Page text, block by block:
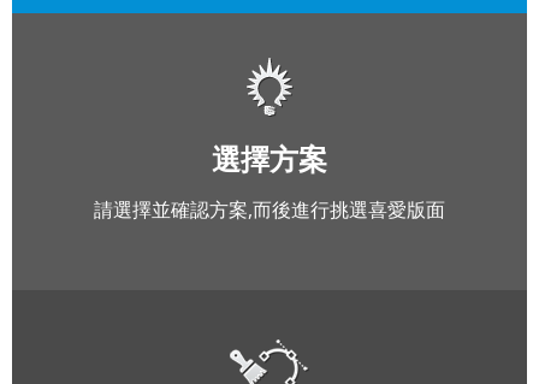
選擇方案
請選擇並確認方案,而後進行挑選喜愛版面